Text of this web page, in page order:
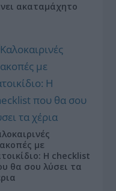
ακαταμάχητο
με
Η checklist
θα σου λύσει τα